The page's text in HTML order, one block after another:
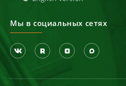
Мы в социальных сетях